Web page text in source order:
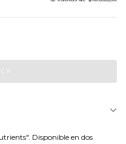
Disponible en dos